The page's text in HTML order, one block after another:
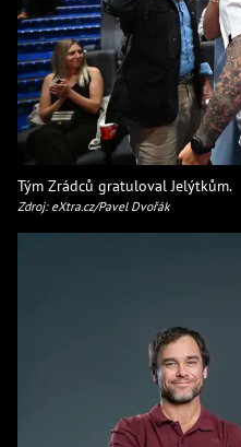
Tým Zrádců gratuloval Jelýtkům.
Zdroj: eXtra.cz/Pavel Dvořák